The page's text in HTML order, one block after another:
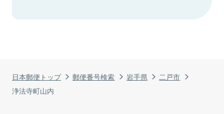
日本郵便トップ 郵便番号検索 岩手県
二戸市
浄法寺町山内